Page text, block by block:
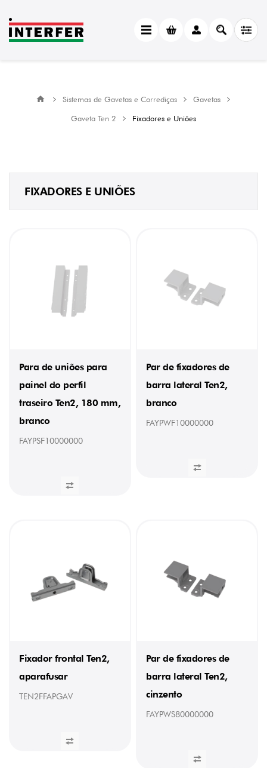
Sistemas de Gavetas e Corrediças
Gavetas
Gaveta Ten 2
Fixadores e Uniões
FIXADORES E UNIÕES
Para de uniões para
painel do perfil
traseiro Ten2, 180 mm,
branco
FAYPSF10000000
Par de fixadores de
barra lateral Ten2,
branco
FAYPWF10000000
Fixador frontal Ten2,
aparafusar
TEN2FFAPGAV
Par de fixadores de
barra lateral Ten2,
cinzento
FAYPWS80000000
CATEGORY